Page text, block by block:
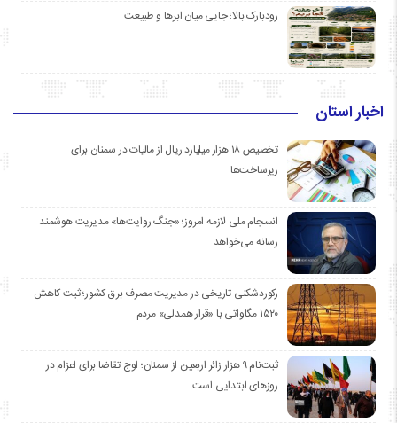
رودبارک بالا؛ جایی میان ابرها و طبیعت
اخبار استان
تخصیص ۱۸ هزار میلیارد ریال از مالیات در سمنان برای
زیرساخت‌ها
انسجام ملی لازمه امروز؛ «جنگ روایت‌ها» مدیریت هوشمند
رسانه می‌خواهد
رکوردشکنی تاریخی در مدیریت مصرف برق کشور؛ ثبت کاهش
۱۵۲۰ مگاواتی با «قرار همدلی» مردم
ثبت‌نام ۹ هزار زائر اربعین از سمنان؛ اوج تقاضا برای اعزام در
روزهای ابتدایی است